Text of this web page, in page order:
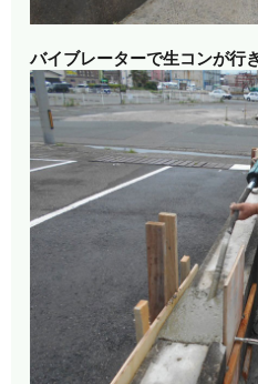
バイブレーターで生コンが行